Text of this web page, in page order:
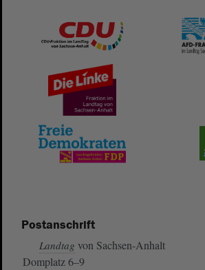
Postanschrift
Landtag von Sachsen-Anhalt
Domplatz 6–9